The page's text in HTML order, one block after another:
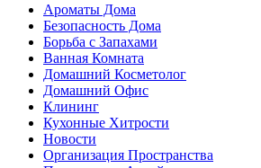
Ароматы Дома
Безопасность Дома
Борьба с Запахами
Ванная Комната
Домашний Косметолог
Домашний Офис
Клининг
Кухонные Хитрости
Новости
Организация Пространства